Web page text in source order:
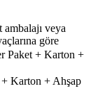
ambalajı veya
göre
Paket + Karton +
Karton + Ahşap